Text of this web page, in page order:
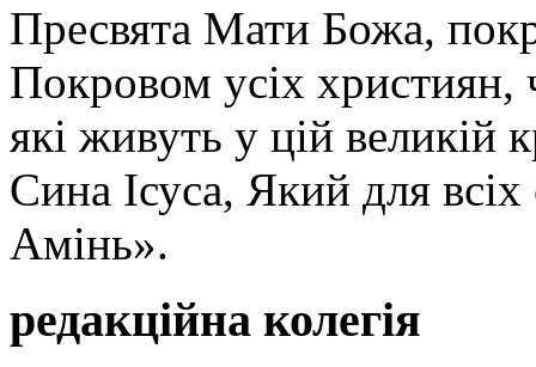
Пресвята Мати Божа,
Покровом усіх християн,
які живуть у цій великій
Сина Ісуса, Який для
Амінь».
редакційна колегія